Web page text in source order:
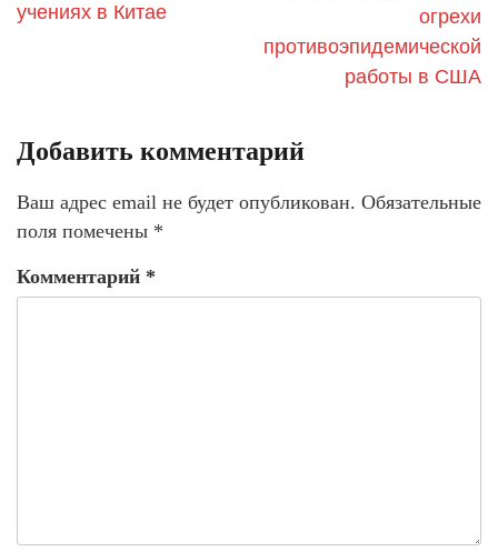
учениях в Китае
огрехи
противоэпидемической
работы в США
Добавить комментарий
Ваш адрес email не будет опубликован. Обязательные
поля помечены *
Комментарий *